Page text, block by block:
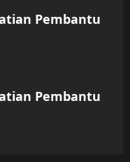
Pembantu
Pembantu